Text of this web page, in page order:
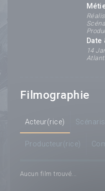
14
Filmographie
Acteur(rice)
Producteur(rice)
Aucun film trouvé...